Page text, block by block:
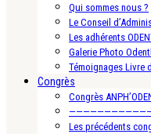
Qui sommes nous ?
Le Conseil
Les adhérents
Galerie Photo
Témoignages Livre
Congrès
Congrès
Les précédents